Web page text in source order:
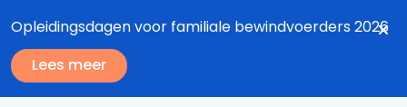
Opleidingsdagen voor familiale bewindvoerders 2026
Lees meer